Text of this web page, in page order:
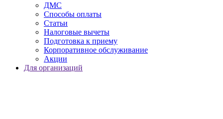
ДМС
Способы оплаты
Статьи
Налоговые вычеты
Подготовка к приему
Корпоративное обслуживание
Акции
Для организаций